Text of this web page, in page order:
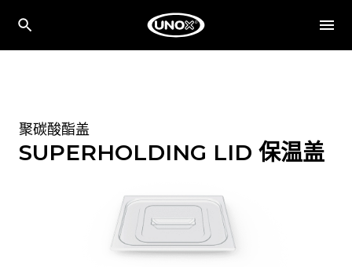
聚碳酸酯盖
SUPERHOLDING LID 保温盖